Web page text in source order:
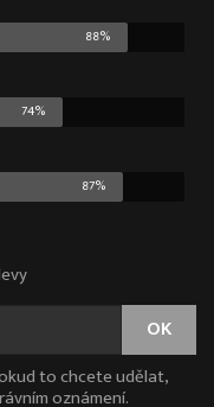
88%
74%
87%
to chcete udělat,
oznámení.